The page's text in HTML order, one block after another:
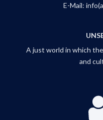
E-Mail:
A just world in which
and